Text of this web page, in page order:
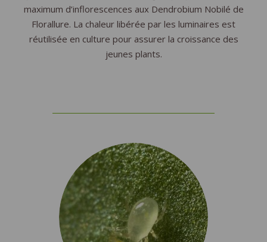
maximum d’inflorescences aux Dendrobium Nobilé de
Florallure. La chaleur libérée par les luminaires est
réutilisée en culture pour assurer la croissance des
jeunes plants.